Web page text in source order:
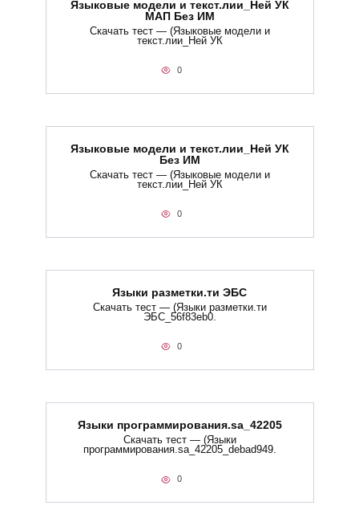
Языковые модели и текст.лии_Ней УК
МАП Без ИМ
Скачать тест — (Языковые модели и
текст.лии_Ней УК
0
Языковые модели и текст.лии_Ней УК
Без ИМ
Скачать тест — (Языковые модели и
текст.лии_Ней УК
0
Языки разметки.ти​ ЭБС
Скачать тест — (Языки разметки.ти​
ЭБС_56f83eb0.
0
Языки программирования.sa_42205
Скачать тест — (Языки
программирования.sa_42205_debad949.
0